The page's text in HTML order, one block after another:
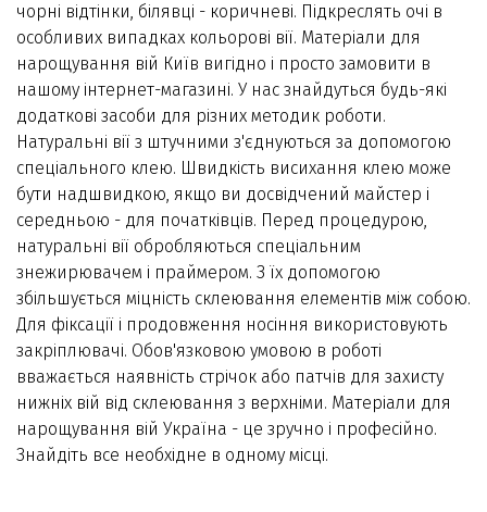
чорні відтінки, білявці - коричневі. Підкреслять очі в
особливих випадках кольорові вії. Матеріали для
нарощування вій Київ вигідно і просто замовити в
нашому інтернет-магазині. У нас знайдуться будь-які
додаткові засоби для різних методик роботи.
Натуральні вії з штучними з'єднуються за допомогою
спеціального клею. Швидкість висихання клею може
бути надшвидкою, якщо ви досвідчений майстер і
середньою - для початківців. Перед процедурою,
натуральні вії обробляються спеціальним
знежирювачем і праймером. З їх допомогою
збільшується міцність склеювання елементів між собою.
Для фіксації і продовження носіння використовують
закріплювачі. Обов'язковою умовою в роботі
вважається наявність стрічок або патчів для захисту
нижніх вій від склеювання з верхніми. Матеріали для
нарощування вій Україна - це зручно і професійно.
Знайдіть все необхідне в одному місці.